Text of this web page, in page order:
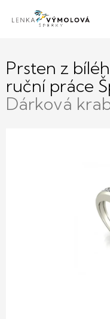
Prsten z
ruční práce
Dárková